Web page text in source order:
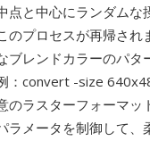
点と中心にランダム
のプロセスが再帰さ
ブレンドカラーのパ
：convert -size
のラスターフォーマ
ラメータを制御して